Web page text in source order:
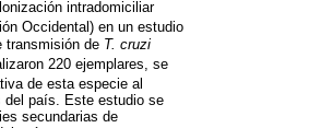
intradomiciliar
Occidental) en un estudio
transmisión de T. cruzi
220 ejemplares, se
de esta especie al
del país. Este estudio se
secundarias de